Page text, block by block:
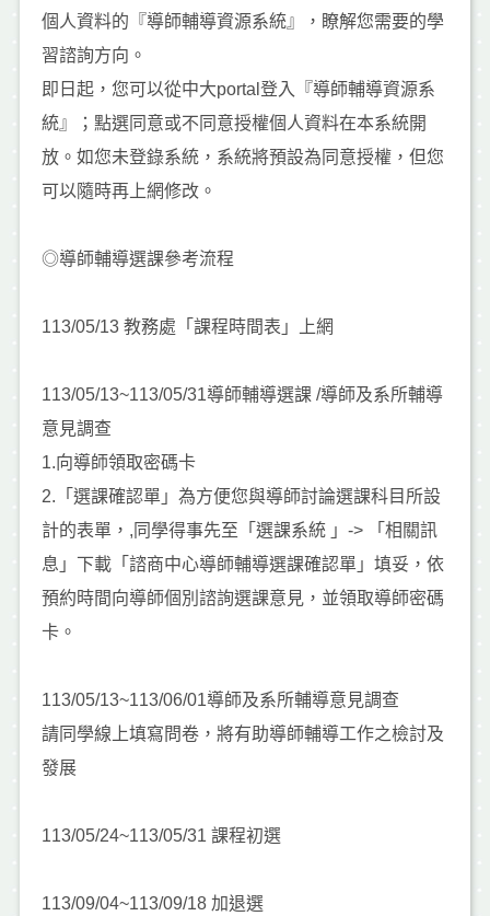
個人資料的『導師輔導資源系統』，瞭解您需要的學
習諮詢方向。
即日起，您可以從中大portal登入『導師輔導資源系
統』；點選同意或不同意授權個人資料在本系統開
放。如您未登錄系統，系統將預設為同意授權，但您
可以隨時再上網修改。
◎導師輔導選課參考流程
113/05/13 教務處「課程時間表」上網
113/05/13~113/05/31導師輔導選課 /導師及系所輔導
意見調查
1.向導師領取密碼卡
2.「選課確認單」為方便您與導師討論選課科目所設
計的表單，,同學得事先至「選課系統 」-> 「相關訊
息」下載「諮商中心導師輔導選課確認單」填妥，依
預約時間向導師個別諮詢選課意見，並領取導師密碼
卡。
113/05/13~113/06/01導師及系所輔導意見調查
請同學線上填寫問卷，將有助導師輔導工作之檢討及
發展
113/05/24~113/05/31 課程初選
113/09/04~113/09/18 加退選